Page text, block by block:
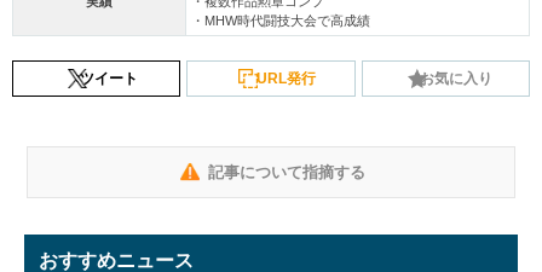
・MHW時代闘技大会で高成績
ツイート URL発行 お気に入り
記事について指摘する
おすすめニュース